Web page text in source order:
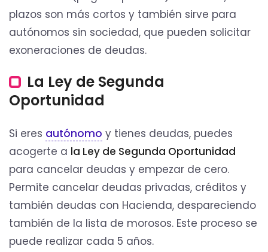
plazos son más cortos y también sirve para
autónomos sin sociedad, que pueden solicitar
exoneraciones de deudas.
La Ley de Segunda
Oportunidad
Si eres autónomo y tienes deudas, puedes
acogerte a la Ley de Segunda Oportunidad
para cancelar deudas y empezar de cero.
Permite cancelar deudas privadas, créditos y
también deudas con Hacienda, despareciendo
también de la lista de morosos. Este proceso se
puede realizar cada 5 años.